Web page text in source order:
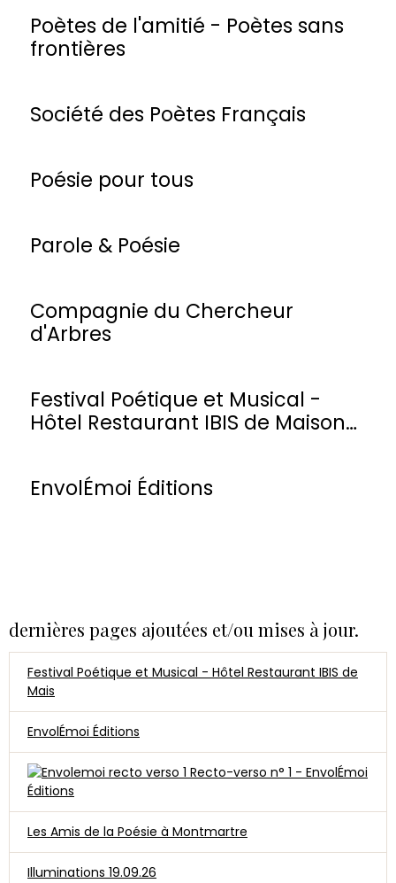
Poètes de l'amitié - Poètes sans
frontières
Société des Poètes Français
Poésie pour tous
Parole & Poésie
Compagnie du Chercheur
d'Arbres
Festival Poétique et Musical -
Hôtel Restaurant IBIS de Maisons-
EnvolÉmoi Éditions
dernières pages ajoutées et/ou mises à jour.
Festival Poétique et Musical - Hôtel Restaurant IBIS de
Mais
EnvolÉmoi Éditions
Recto-verso n° 1 - EnvolÉmoi
Éditions
Les Amis de la Poésie à Montmartre
Illuminations 19.09.26